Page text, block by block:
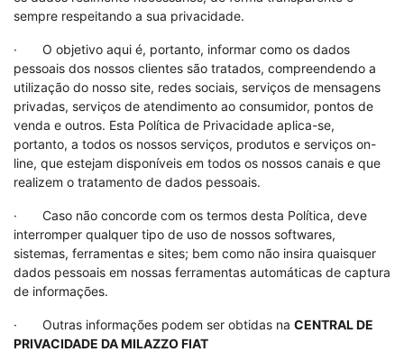
sempre respeitando a sua privacidade.
· O objetivo aqui é, portanto, informar como os dados
pessoais dos nossos clientes são tratados, compreendendo a
utilização do nosso site, redes sociais, serviços de mensagens
privadas, serviços de atendimento ao consumidor, pontos de
venda e outros. Esta Política de Privacidade aplica-se,
portanto, a todos os nossos serviços, produtos e serviços on-
line, que estejam disponíveis em todos os nossos canais e que
realizem o tratamento de dados pessoais.
· Caso não concorde com os termos desta Política, deve
interromper qualquer tipo de uso de nossos softwares,
sistemas, ferramentas e sites; bem como não insira quaisquer
dados pessoais em nossas ferramentas automáticas de captura
de informações.
· Outras informações podem ser obtidas na CENTRAL DE
PRIVACIDADE DA MILAZZO FIAT